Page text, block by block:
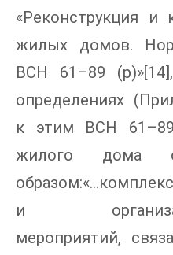
«Реконструкция и
жилых домов.
ВСН 61–89
определениях
к этим ВСН 61–89
жилого дома
и
мероприятий,